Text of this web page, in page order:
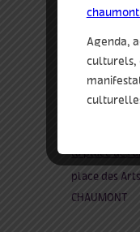
la place des
place des Arts
CHAUMONT
Agenda,
culturels,